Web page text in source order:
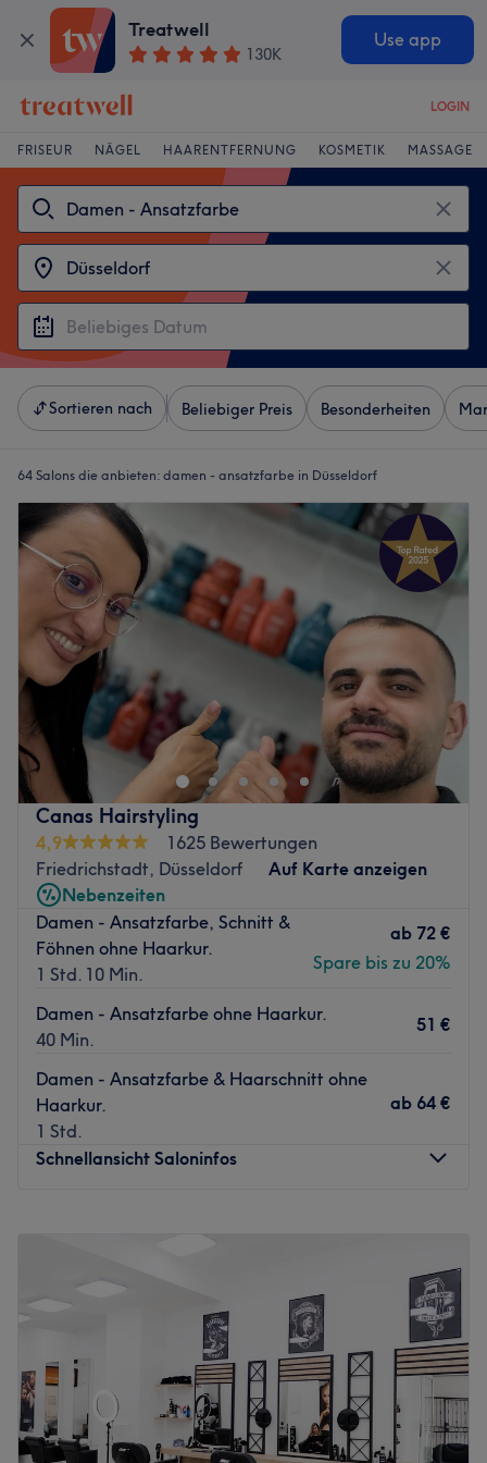
Treatwell
130K
Use app
LOGIN
FRISEUR NÄGEL HAARENTFERNUNG KOSMETIK MASSAGE
Sortieren nach Beliebiger Preis Besonderheiten
64 Salons die anbieten: damen - ansatzfarbe in Düsseldorf
Canas Hairstyling
4,9
1625 Bewertungen
Friedrichstadt, Düsseldorf
Auf Karte anzeigen
Nebenzeiten
Damen - Ansatzfarbe, Schnitt &
Föhnen ohne Haarkur.
1 Std. 10 Min.
ab 72 €
Spare bis zu 20%
Damen - Ansatzfarbe ohne Haarkur.
40 Min.
51 €
Damen - Ansatzfarbe & Haarschnitt ohne
Haarkur.
1 Std.
ab 64 €
Schnellansicht Saloninfos
18:30
18:30
18:30
10:00–
14:00
Sonntag
Geschlossen
Einmal hier gewesen, willst du nie wieder jemand anders
an deine Haare lassen - Canas Hairstyling in Düsseldorf-